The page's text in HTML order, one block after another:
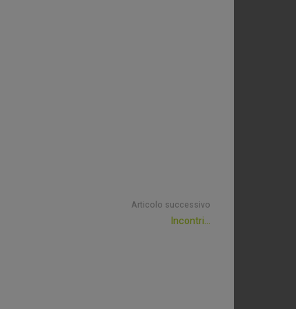
Articolo successivo
Incontri…